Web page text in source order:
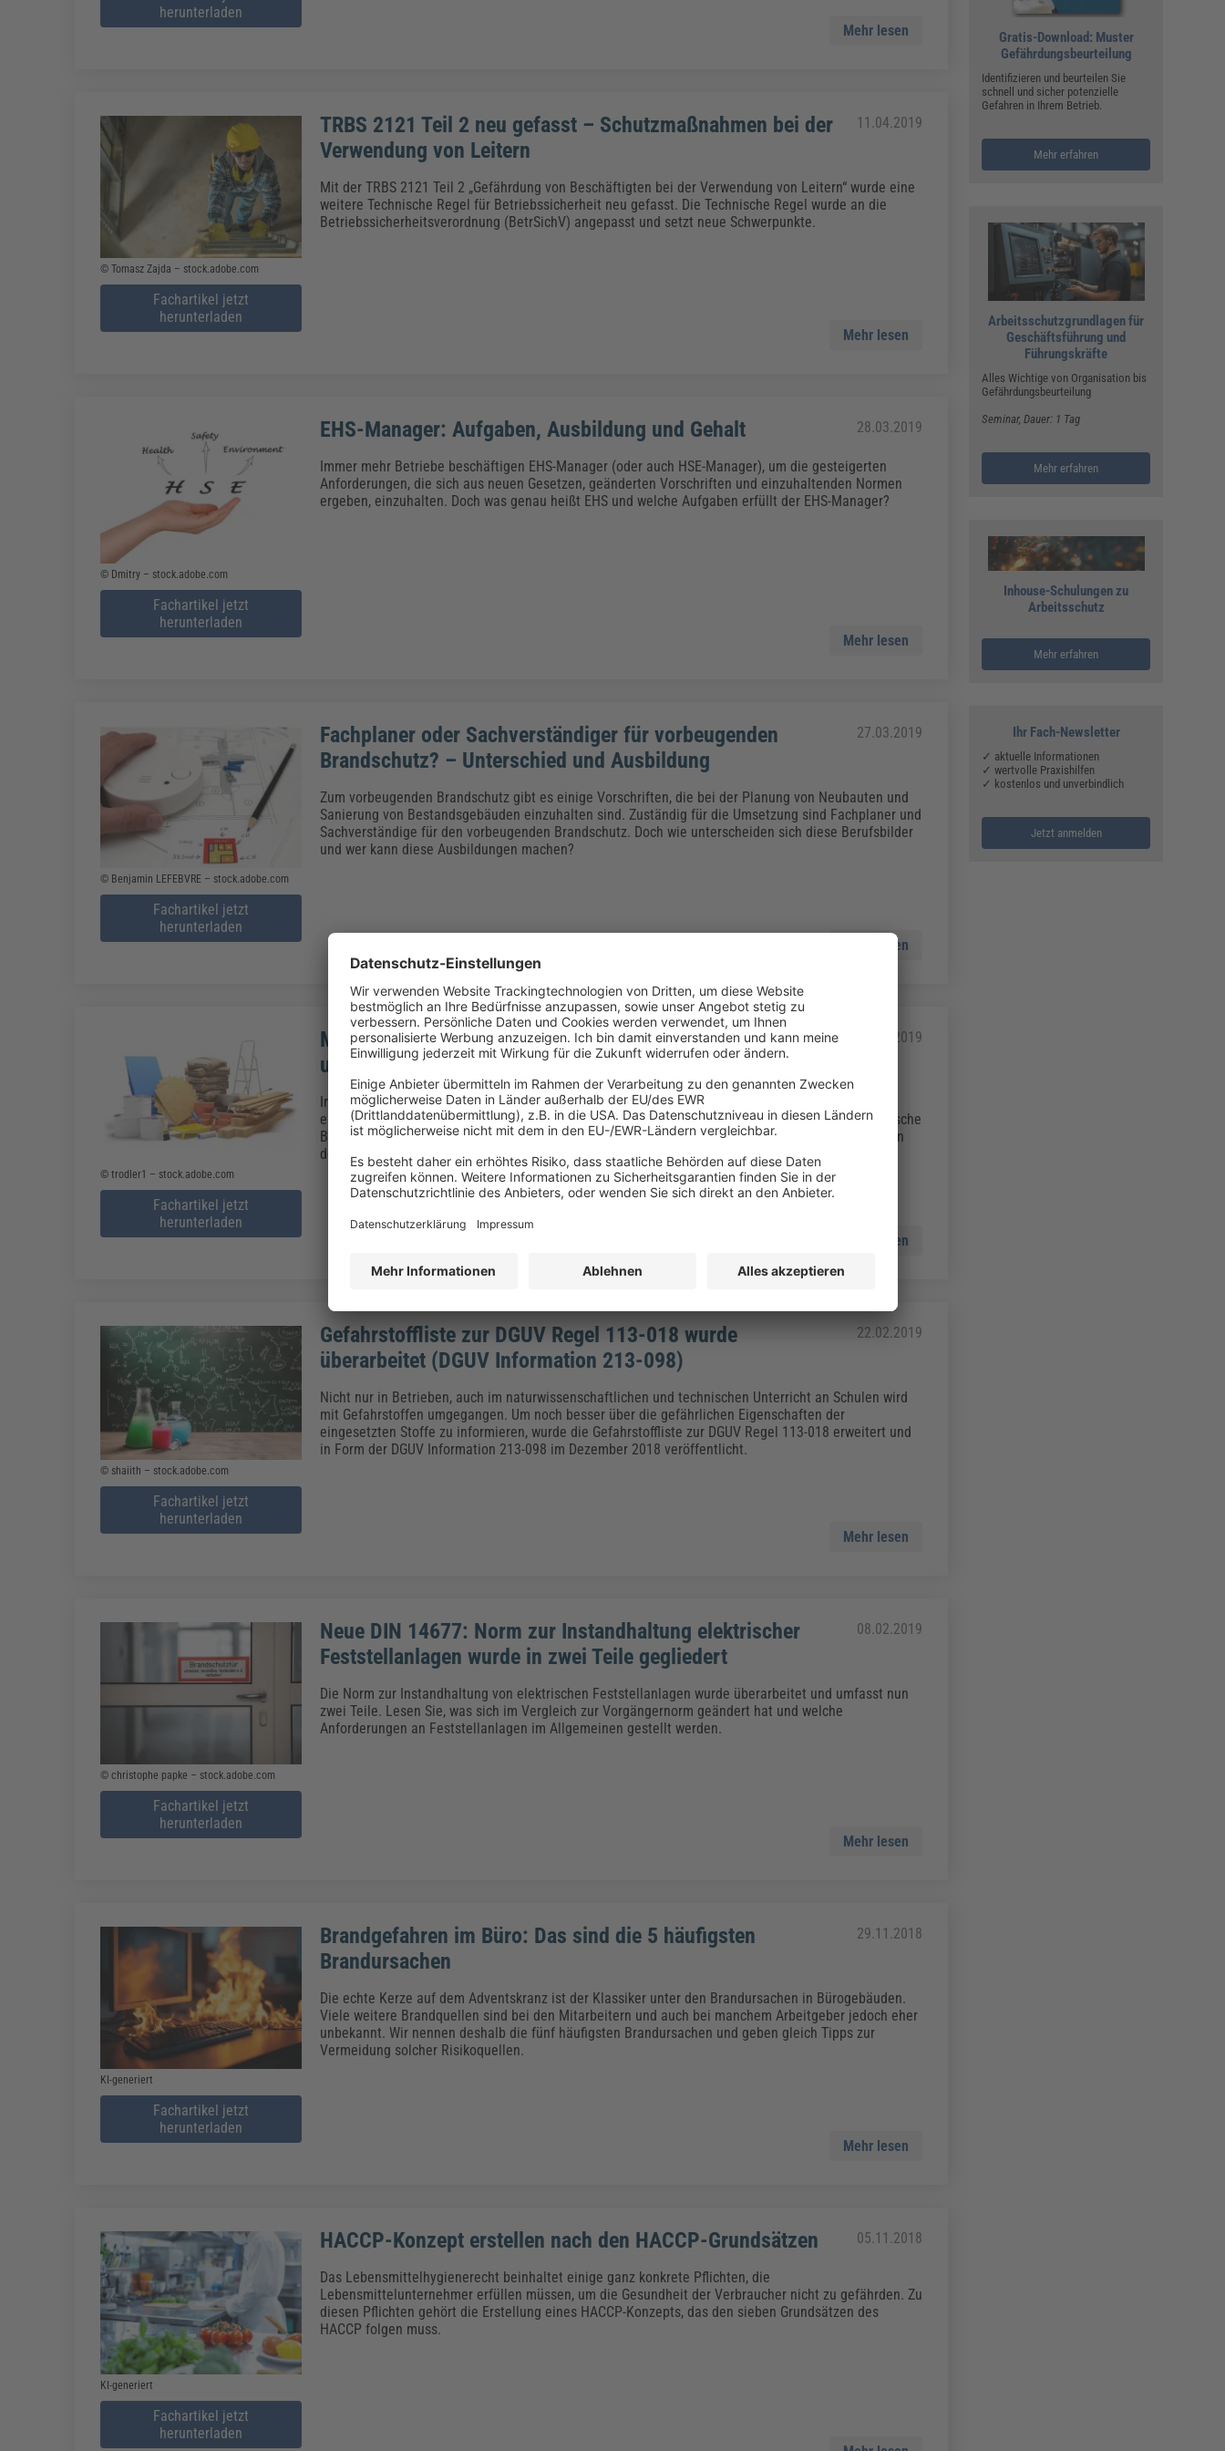
herunterladen
Mehr lesen
© Tomasz Zajda – stock.adobe.com
Fachartikel jetzt
herunterladen
TRBS 2121 Teil 2 neu gefasst – Schutzmaßnahmen bei der
Verwendung von Leitern
11.04.2019
Mit der TRBS 2121 Teil 2 „Gefährdung von Beschäftigten bei der Verwendung von Leitern“ wurde eine
weitere Technische Regel für Betriebssicherheit neu gefasst. Die Technische Regel wurde an die
Betriebssicherheitsverordnung (BetrSichV) angepasst und setzt neue Schwerpunkte.
Mehr lesen
© Dmitry – stock.adobe.com
Fachartikel jetzt
herunterladen
EHS-Manager: Aufgaben, Ausbildung und Gehalt 28.03.2019
Immer mehr Betriebe beschäftigen EHS-Manager (oder auch HSE-Manager), um die gesteigerten
Anforderungen, die sich aus neuen Gesetzen, geänderten Vorschriften und einzuhaltenden Normen
ergeben, einzuhalten. Doch was genau heißt EHS und welche Aufgaben erfüllt der EHS-Manager?
Mehr lesen
© Benjamin LEFEBVRE – stock.adobe.com
Fachartikel jetzt
herunterladen
Fachplaner oder Sachverständiger für vorbeugenden
Brandschutz? – Unterschied und Ausbildung
27.03.2019
Zum vorbeugenden Brandschutz gibt es einige Vorschriften, die bei der Planung von Neubauten und
Sanierung von Bestandsgebäuden einzuhalten sind. Zuständig für die Umsetzung sind Fachplaner und
Sachverständige für den vorbeugenden Brandschutz. Doch wie unterscheiden sich diese Berufsbilder
und wer kann diese Ausbildungen machen?
Mehr lesen
© trodler1 – stock.adobe.com
Fachartikel jetzt
herunterladen
MVV TB Fassung 2017 wird in landesspezifische VV TB
umgesetzt – Umsetzungsplan
28.02.2019
Im August 2017 ist die Muster-Verwaltungsvorschrift Technische Baubestimmungen (MVV TB)
erschienen und wird nun nach und nach in bundeslandspezifische Verwaltungsvorschriften Technische
Baubestimmungen (VV TB) umgesetzt. Bisher haben 12 Bundesländer die allgemeinen Regelungen
der MVV TB mit unterschiedlich ausgeprägten Abweichungen in ihr Landesrecht eingefügt.
Mehr lesen
© shaiith – stock.adobe.com
Fachartikel jetzt
herunterladen
Gefahrstoffliste zur DGUV Regel 113-018 wurde
überarbeitet (DGUV Information 213-098)
22.02.2019
Nicht nur in Betrieben, auch im naturwissenschaftlichen und technischen Unterricht an Schulen wird
mit Gefahrstoffen umgegangen. Um noch besser über die gefährlichen Eigenschaften der
eingesetzten Stoffe zu informieren, wurde die Gefahrstoffliste zur DGUV Regel 113-018 erweitert und
in Form der DGUV Information 213-098 im Dezember 2018 veröffentlicht.
Mehr lesen
© christophe papke – stock.adobe.com
Fachartikel jetzt
herunterladen
Neue DIN 14677: Norm zur Instandhaltung elektrischer
Feststellanlagen wurde in zwei Teile gegliedert
08.02.2019
Die Norm zur Instandhaltung von elektrischen Feststellanlagen wurde überarbeitet und umfasst nun
zwei Teile. Lesen Sie, was sich im Vergleich zur Vorgängernorm geändert hat und welche
Anforderungen an Feststellanlagen im Allgemeinen gestellt werden.
Mehr lesen
KI-generiert
Fachartikel jetzt
herunterladen
Brandgefahren im Büro: Das sind die 5 häufigsten
Brandursachen
29.11.2018
Die echte Kerze auf dem Adventskranz ist der Klassiker unter den Brandursachen in Bürogebäuden.
Viele weitere Brandquellen sind bei den Mitarbeitern und auch bei manchem Arbeitgeber jedoch eher
unbekannt. Wir nennen deshalb die fünf häufigsten Brandursachen und geben gleich Tipps zur
Vermeidung solcher Risikoquellen.
Mehr lesen
KI-generiert
Fachartikel jetzt
herunterladen
HACCP-Konzept erstellen nach den HACCP-Grundsätzen 05.11.2018
Das Lebensmittelhygienerecht beinhaltet einige ganz konkrete Pflichten, die
Lebensmittelunternehmer erfüllen müssen, um die Gesundheit der Verbraucher nicht zu gefährden. Zu
diesen Pflichten gehört die Erstellung eines HACCP-Konzepts, das den sieben Grundsätzen des
HACCP folgen muss.
Gratis-Download: Muster
Gefährdungsbeurteilung
Identifizieren und beurteilen Sie
schnell und sicher potenzielle
Gefahren in Ihrem Betrieb.
Mehr erfahren
Arbeitsschutzgrundlagen für
Geschäftsführung und
Führungskräfte
Alles Wichtige von Organisation bis
Gefährdungsbeurteilung
Seminar, Dauer: 1 Tag
Mehr erfahren
Inhouse-Schulungen zu
Arbeitsschutz
Mehr erfahren
Ihr Fach-Newsletter
✓ aktuelle Informationen
✓ wertvolle Praxishilfen
✓ kostenlos und unverbindlich
Jetzt anmelden